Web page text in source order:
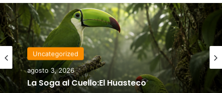
Uncategorized
agosto 3, 2026
La Soga al Cuello:El Huasteco